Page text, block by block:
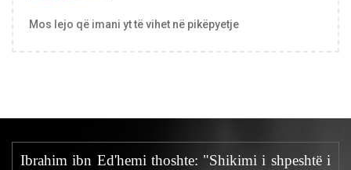
Mos lejo që imani yt të vihet në pikëpyetje
Ibrahim ibn Ed'hemi thoshte: "Shikimi i shpeshtë i